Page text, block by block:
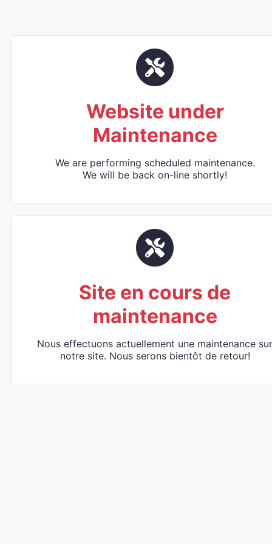
Website under
Maintenance
We are performing scheduled maintenance.
We will be back on-line shortly!
Site en cours de
maintenance
Nous effectuons actuellement une maintenance sur
notre site. Nous serons bientôt de retour!